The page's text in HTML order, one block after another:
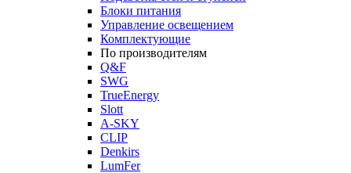
Блоки питания
Управление освещением
Комплектующие
По производителям
Q&F
SWG
TrueEnergy
Slott
A-SKY
CLIP
Denkirs
LumFer